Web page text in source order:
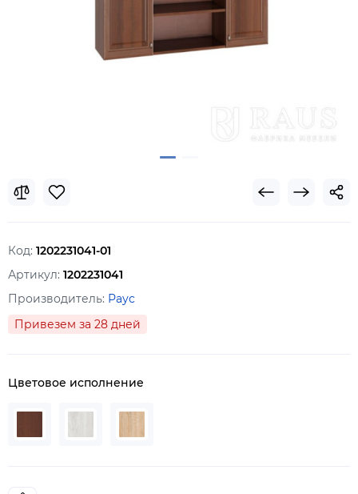
Код: 1202231041-01
Артикул: 1202231041
Производитель: Раус
Привезем за 28 дней
Цветовое исполнение